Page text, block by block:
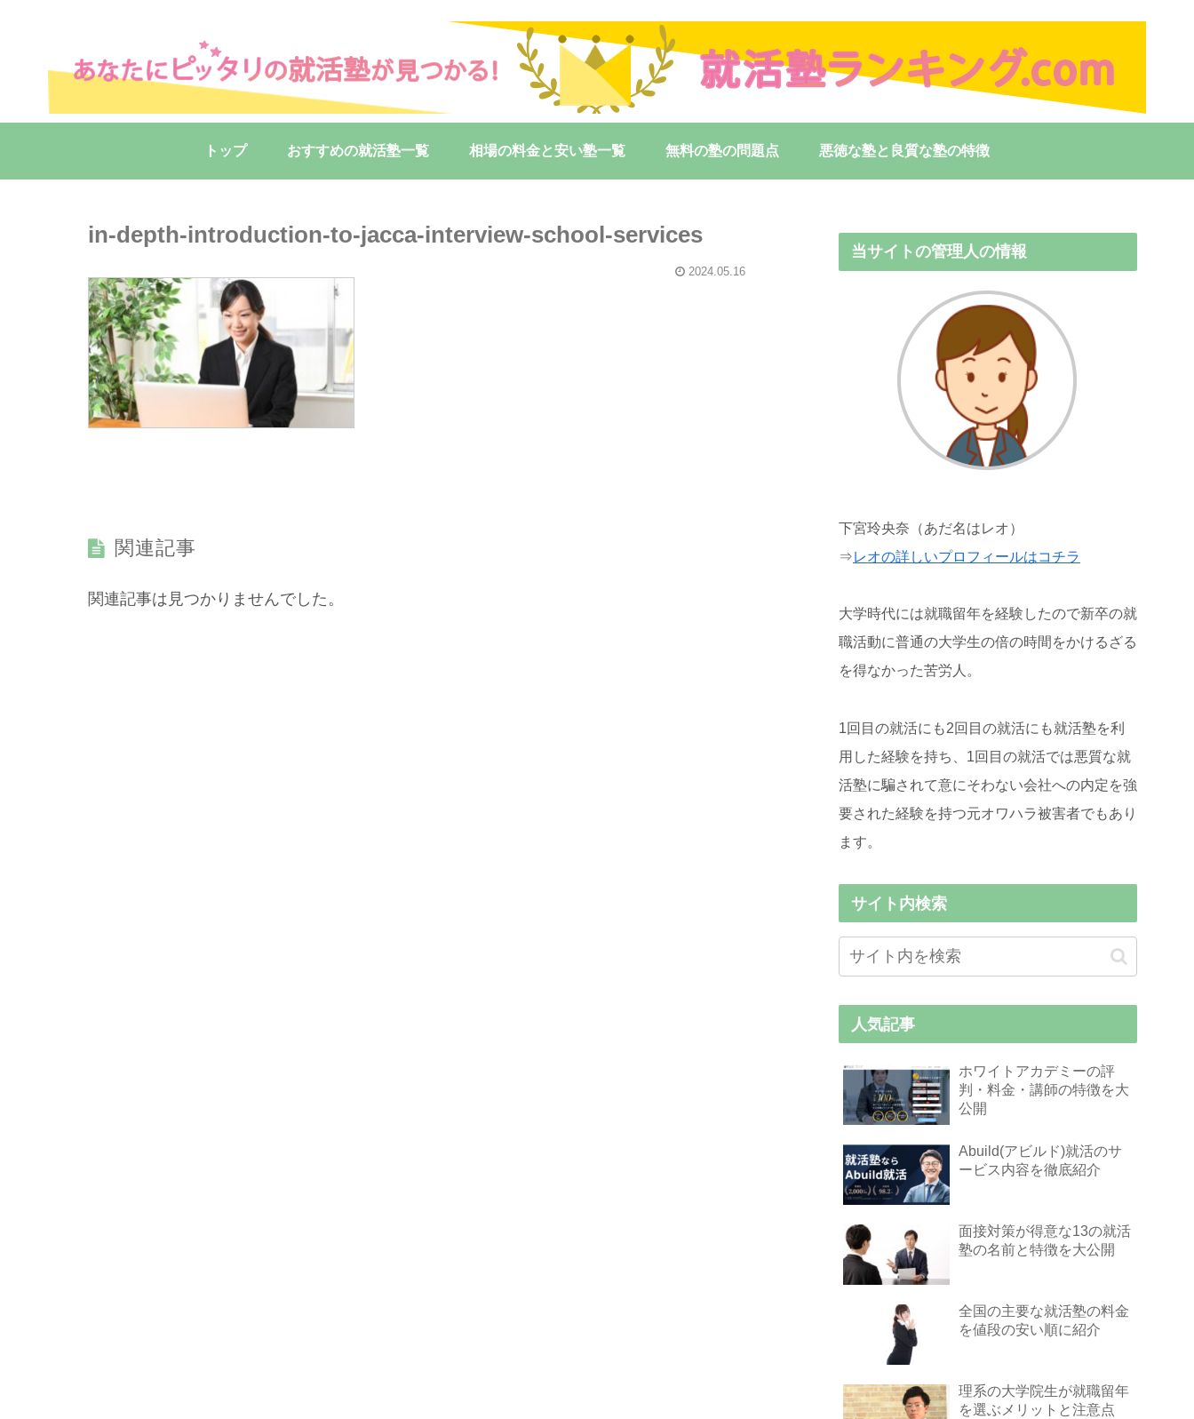
トップ おすすめの就活塾一覧 相場の料金と安い塾一覧 無料の塾の問題点 悪徳な塾と良質な塾の特徴
in-depth-introduction-to-jacca-interview-school-services
2024.05.16
関連記事
関連記事は見つかりませんでした。
当サイトの管理人の情報
下宮玲央奈（あだ名はレオ）
⇒レオの詳しいプロフィールはコチラ
大学時代には就職留年を経験したので新卒の就
職活動に普通の大学生の倍の時間をかけるざる
を得なかった苦労人。
1回目の就活にも2回目の就活にも就活塾を利
用した経験を持ち、1回目の就活では悪質な就
活塾に騙されて意にそわない会社への内定を強
要された経験を持つ元オワハラ被害者でもあり
ます。
サイト内検索
人気記事
ホワイトアカデミーの評
判・料金・講師の特徴を大
公開
Abuild(アビルド)就活のサ
ービス内容を徹底紹介
面接対策が得意な13の就活
塾の名前と特徴を大公開
全国の主要な就活塾の料金
を値段の安い順に紹介
理系の大学院生が就職留年
を選ぶメリットと注意点